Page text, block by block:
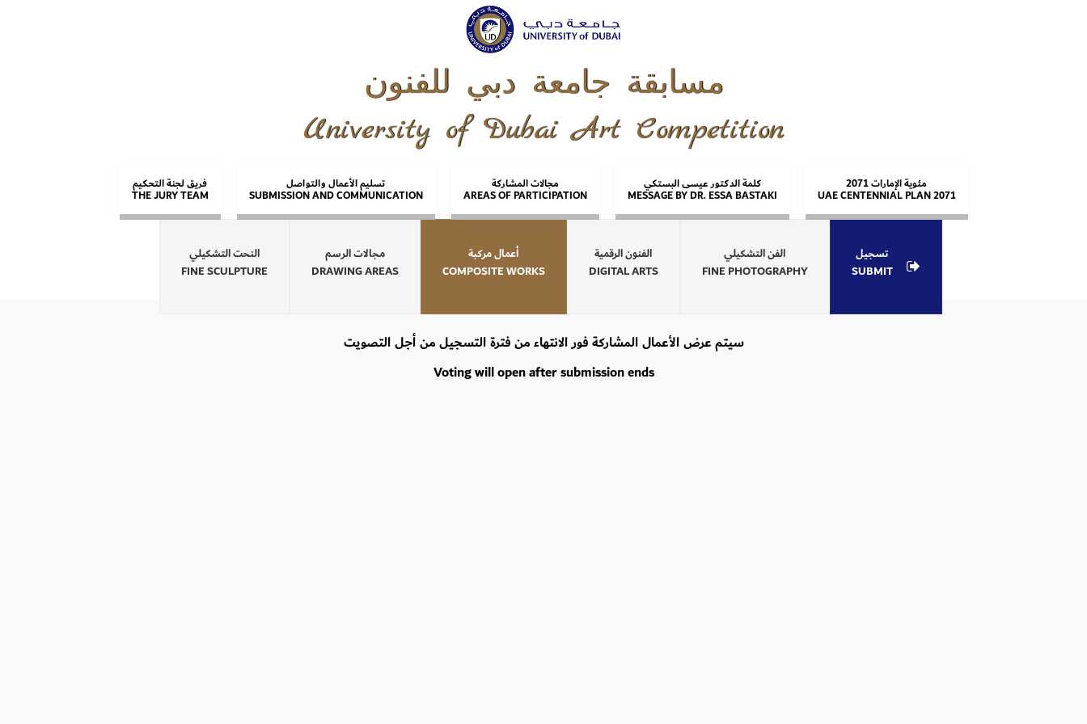
مسابقة جامعة دبي للفنون
University of Dubai Art Competition
فريق لجنة التحكيم
THE JURY TEAM
تسليم الأعمال والتواصل
SUBMISSION AND COMMUNICATION
مجالات المشاركة
AREAS OF PARTICIPATION
كلمة الدكتور عيسى البستكي
MESSAGE BY DR. ESSA BASTAKI
مئوية الإمارات 2071
UAE CENTENNIAL PLAN 2071
النحت التشكيلي
FINE SCULPTURE
مجالات الرسم
DRAWING AREAS
أعمال مركبة
COMPOSITE WORKS
الفنون الرقمية
DIGITAL ARTS
الفن التشكيلي
FINE PHOTOGRAPHY
تسجيل
SUBMIT
سيتم عرض الأعمال المشاركة فور الانتهاء من فترة التسجيل من أجل التصويت
Voting will open after submission ends